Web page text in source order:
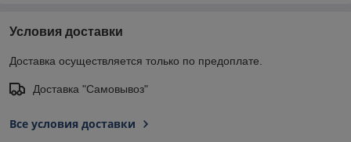
Условия доставки
Доставка осуществляется только по предоплате.
Доставка "Самовывоз"
Все условия доставки